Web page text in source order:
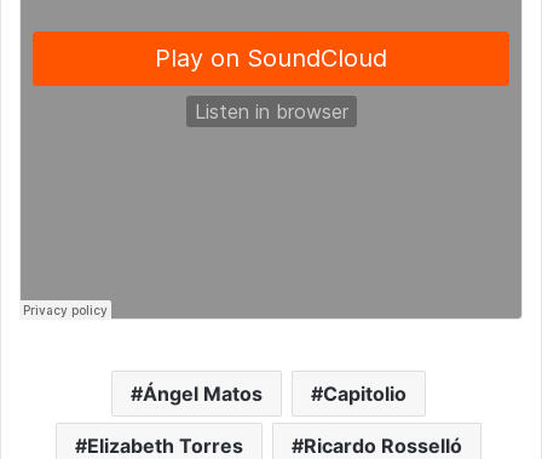
Ángel Matos Capitolio
Elizabeth Torres Ricardo Rosselló